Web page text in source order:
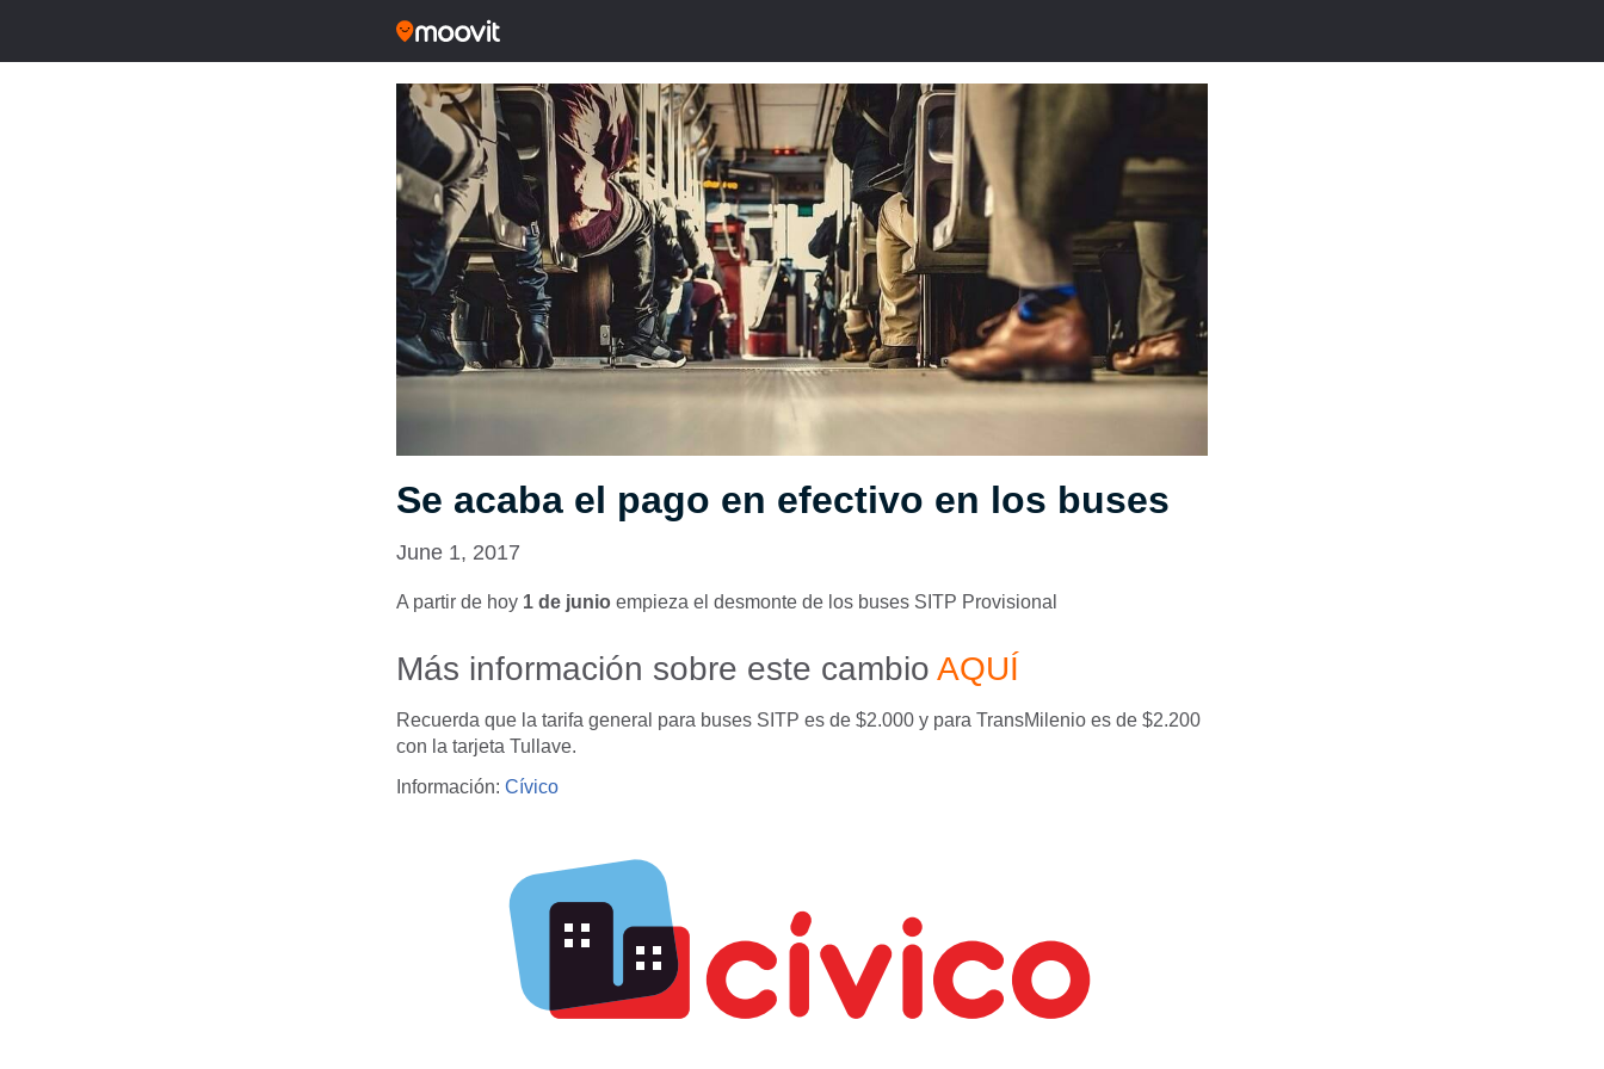
Se acaba el pago en efectivo en los buses
June 1, 2017
A partir de hoy 1 de junio empieza el desmonte de los buses SITP Provisional
Más información sobre este cambio AQUÍ
Recuerda que la tarifa general para buses SITP es de $2.000 y para TransMilenio es de $2.200
con la tarjeta Tullave.
Información: Cívico